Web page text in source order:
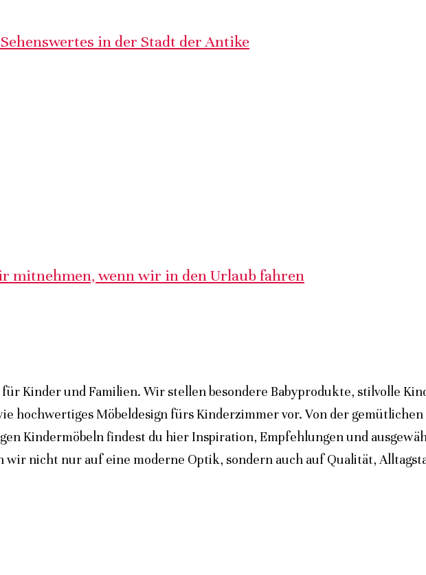
in der Stadt der Antike
mitnehmen, wenn wir in den Urlaub fahren
Kinder und Familien. Wir stellen besondere Babyprodukte, stilvolle
hochwertiges Möbeldesign fürs Kinderzimmer vor. Von der gemütlichen
Kindermöbeln findest du hier Inspiration, Empfehlungen und
wir nicht nur auf eine moderne Optik, sondern auch auf Qualität,